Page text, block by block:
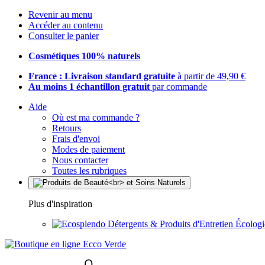
Revenir au menu
Accéder au contenu
Consulter le panier
Cosmétiques 100% naturels
France : Livraison standard gratuite à partir de 49,90 €
Au moins 1 échantillon gratuit par commande
Aide
Où est ma commande ?
Retours
Frais d'envoi
Modes de paiement
Nous contacter
Toutes les rubriques
Plus d'inspiration
Détergents & Produits d'Entretien